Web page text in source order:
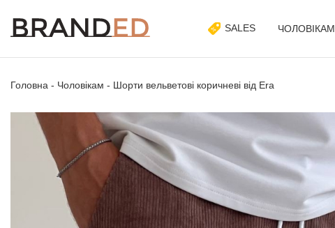
SALES ЧОЛОВІКАМ
Головна - Чоловікам - Шорти вельветові коричневі від Era